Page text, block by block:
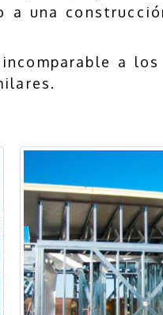
a una
incomparable a